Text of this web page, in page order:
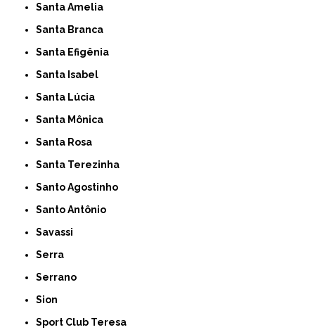
Santa Amelia
Santa Branca
Santa Efigênia
Santa Isabel
Santa Lúcia
Santa Mônica
Santa Rosa
Santa Terezinha
Santo Agostinho
Santo Antônio
Savassi
Serra
Serrano
Sion
Sport Club Teresa